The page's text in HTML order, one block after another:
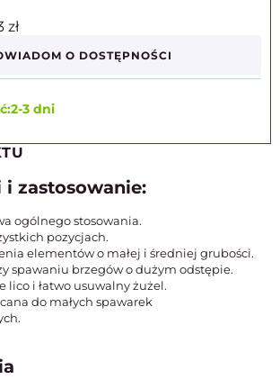
O DOSTĘPNOŚCI
2-3 dni
i zastosowanie:
ogólnego stosowania.
pozycjach.
elementów o małej i średniej grubości.
spawaniu brzegów o dużym odstępie.
lico i łatwo usuwalny żużel.
do małych spawarek